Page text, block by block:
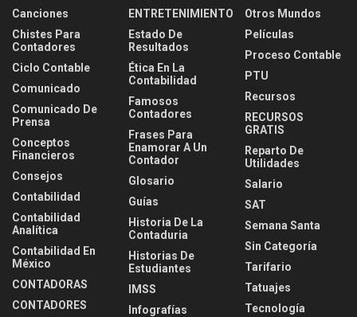
Canciones
Chistes Para
Contadores
Ciclo Contable
Comunicado
Comunicado De
Prensa
Conceptos
Financieros
Consejos
Contabilidad
Contabilidad
Analítica
Contabilidad En
México
CONTADORAS
CONTADORES
ENTRETENIMIENTO
Estado De
Resultados
Ética En La
Contabilidad
Famosos
Contadores
Frases Para
Enamorar A Un
Contador
Glosario
Guías
Historia De La
Contaduria
Historias De
Estudiantes
IMSS
Infografías
Otros Mundos
Películas
Proceso Contable
PTU
Recursos
RECURSOS
GRATIS
Reparto De
Utilidades
Salario
SAT
Semana Santa
Sin Categoría
Tarifario
Tatuajes
Tecnología